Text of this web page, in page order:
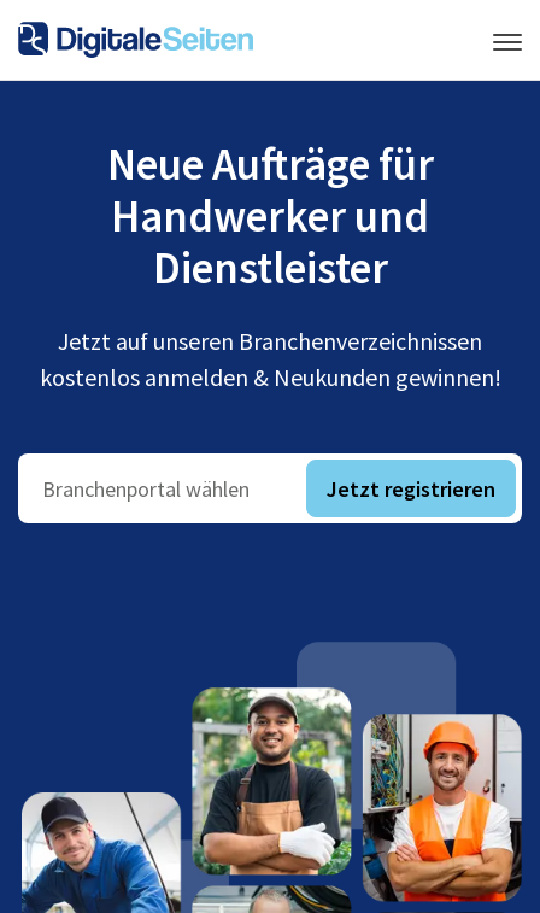
Neue Aufträge für
Handwerker und
Dienstleister
Jetzt auf unseren Branchenverzeichnissen
kostenlos anmelden & Neukunden gewinnen!
Branchenportal wählen Jetzt registrieren